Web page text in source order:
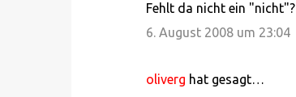
Fehlt da nicht ein "nicht"?
6. August 2008 um 23:04
oliverg hat gesagt…